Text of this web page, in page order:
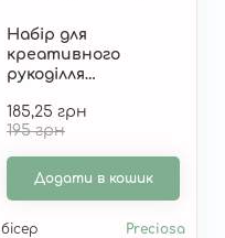
Набір для
креативного
рукоділля
Невскій.Благоверний
Князь" РВ3402
185,25 грн
195 грн
Додати в кошик
бісер
Preciosa